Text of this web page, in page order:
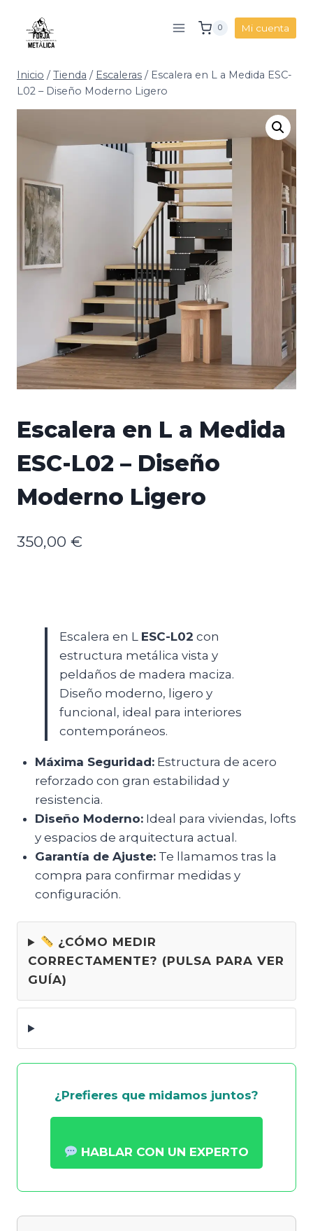
contenido
0 Mi cuenta
Inicio / Tienda / Escaleras / Escalera en L a Medida ESC-
L02 – Diseño Moderno Ligero
Escalera en L a Medida
ESC-L02 – Diseño
Moderno Ligero
350,00 €
Escalera en L ESC-L02 con
estructura metálica vista y
peldaños de madera maciza.
Diseño moderno, ligero y
funcional, ideal para interiores
contemporáneos.
Máxima Seguridad:Estructura de acero
reforzado con gran estabilidad y
resistencia.
Diseño Moderno:Ideal para viviendas, lofts
y espacios de arquitectura actual.
Garantía de Ajuste:Te llamamos tras la
compra para confirmar medidas y
configuración.
¿CÓMO MEDIR
CORRECTAMENTE? (PULSA PARA VER
GUÍA)
¿Prefieres que midamos juntos?
HABLAR CON UN EXPERTO